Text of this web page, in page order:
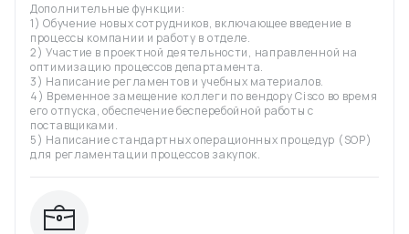
Дополнительные функции:
1) Обучение новых сотрудников, включающее введение в
процессы компании и работу в отделе.
2) Участие в проектной деятельности, направленной на
оптимизацию процессов департамента.
3) Написание регламентов и учебных материалов.
4) Временное замещение коллеги по вендору Cisco во время
его отпуска, обеспечение бесперебойной работы с
поставщиками.
5) Написание стандартных операционных процедур (SOP)
для регламентации процессов закупок.